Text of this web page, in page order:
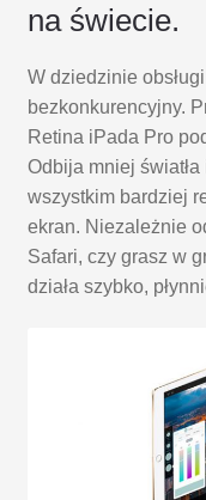
na świecie.
W dziedzinie
bezkonkurencyjny.
Retina iPada Pro
Odbija mniej
wszystkim bardziej
ekran. Niezależnie
Safari, czy grasz w
działa szybko,